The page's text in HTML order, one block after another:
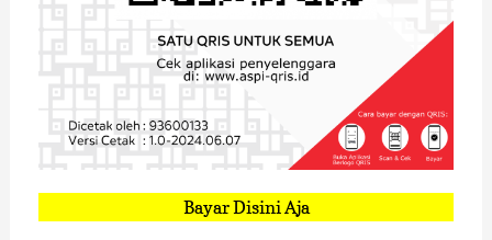
Bayar Disini Aja